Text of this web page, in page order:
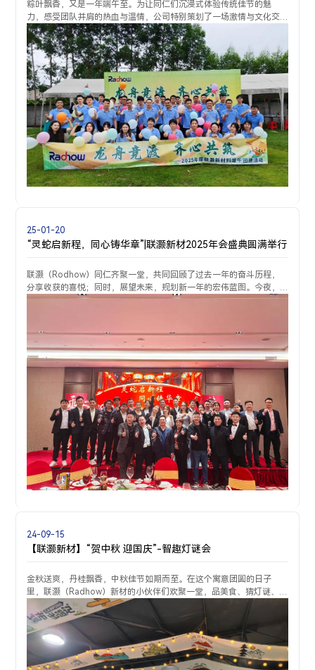
粽叶飘香，又是一年端午至。为让同仁们沉浸式体验传统佳节的魅
力，感受团队并肩的热血与温情，公司特别策划了一场激情与文化交
融的端午主题团建活动！欢声笑语与拼搏呐喊交织，这个端午，我们
以团结为桨，共赴一场
25-01-20
“灵蛇启新程，同心铸华章”|联灏新材2025年会盛典圆满举行
联灏（Rodhow）同仁齐聚一堂，共同回顾了过去一年的奋斗历程，
分享收获的喜悦；同时，展望未来，规划新一年的宏伟蓝图。今夜，
灯光璀璨，随着主持人热情洋溢的开场，年会盛典正式拉开了帷幕。
24-09-15
【联灏新材】“贺中秋 迎国庆”-智趣灯谜会
金秋送爽，丹桂飘香，中秋佳节如期而至。在这个寓意团圆的日子
里，联灏（Radhow）新材的小伙伴们欢聚一堂，品美食、猜灯谜、尽
情高歌，共度美好时光。晚宴上，公司总经理黄总为大家送上了最真
挚的节日问候和祝福。